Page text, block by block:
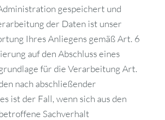
gespeichert und
der Daten ist unser
Ihres Anliegens gemäß Art. 6
auf den Abschluss eines
für die Verarbeitung Art.
nach abschließender
ist der Fall, wenn sich aus den
Sachverhalt